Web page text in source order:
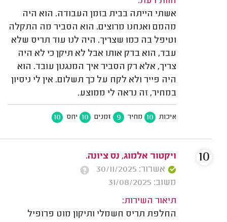
אשתי הייתה בבית בזמן העבודה. הוא היה
מהמם ואנחנו מרוצים. הוא הסביר מה התקלה
וטיפל בה כמו שצריך. היה לנו עוד תריס שלא
עבד, הוא בדק אותו אבל לא תיקן כי לא היה
צריך, אלא רק הסביר איך המנגנון עובד. הוא
היה פייר ולא לקח על כך תשלום. אין לי ניסיון
במחיר, זה נראה לי ממוצע.
איכות 10 מחיר 9 זמנים 10 יחס 10
ויקטור אלמוג, נס ציונה.
אשרור: 30/11/2025
משוב: 31/08/2025
תיאור השירות:
החלפת תריס חשמלי ותיקון מוט פרופיל
10